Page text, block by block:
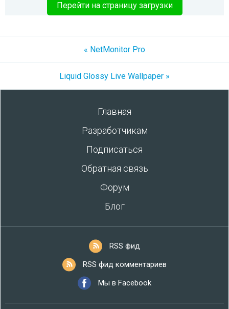
Перейти на страницу загрузки
« NetMonitor Pro
Liquid Glossy Live Wallpaper »
Главная
Разработчикам
Подписаться
Обратная связь
Форум
Блог
RSS фид
RSS фид комментариев
Мы в Facebook